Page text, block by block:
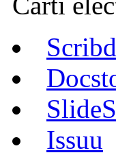
Scribd
Issuu